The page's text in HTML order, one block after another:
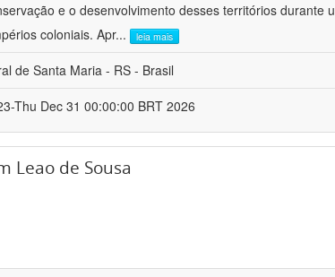
e o desenvolvimento desses territórios durante
coloniais. Apr... leia mais
de Santa Maria - RS - Brasil
Thu Dec 31 00:00:00 BRT 2026
Leao de Sousa